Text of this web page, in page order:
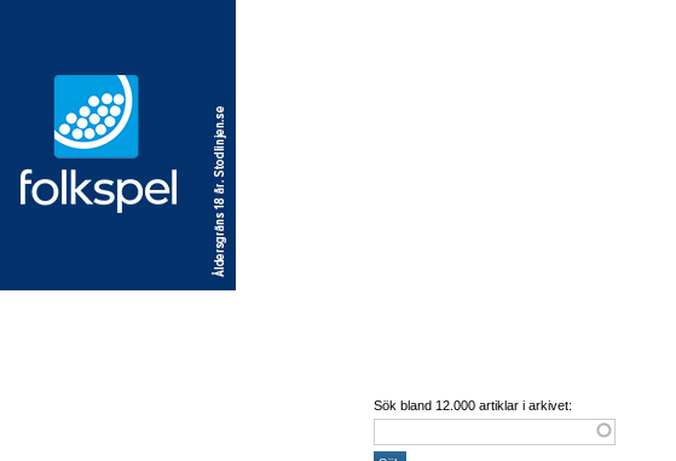
Sök bland 12.000 artiklar i arkivet: